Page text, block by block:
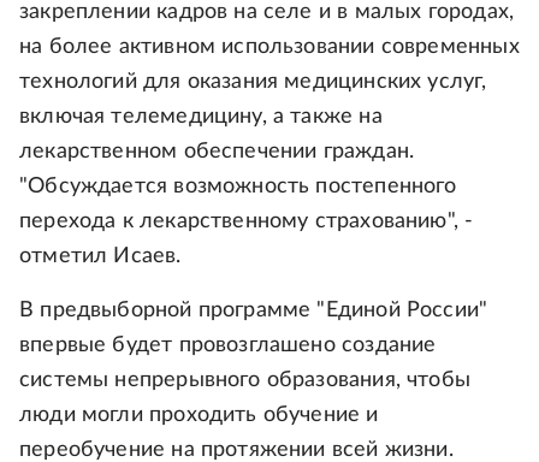
закреплении кадров на селе и в малых городах,
на более активном использовании современных
технологий для оказания медицинских услуг,
включая телемедицину, а также на
лекарственном обеспечении граждан.
"Обсуждается возможность постепенного
перехода к лекарственному страхованию", -
отметил Исаев.
В предвыборной программе "Единой России"
впервые будет провозглашено создание
системы непрерывного образования, чтобы
люди могли проходить обучение и
переобучение на протяжении всей жизни.